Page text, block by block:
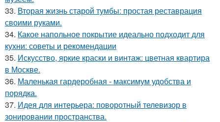
33. Вторая жизнь старой тумбы: простая реставрация
своими руками.
34. Какое напольное покрытие идеально подходит для
кухни: советы и рекомендации
35. Искусство, яркие краски и винтаж: цветная квартира
в Москве.
36. Маленькая гардеробная - максимум удобства и
порядка.
37. Идея для интерьера: поворотный телевизор в
зонировании пространства.